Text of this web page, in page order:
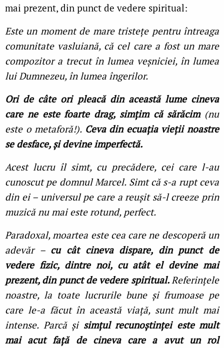
mai prezent, din punct de vedere spiritual:
Este un moment de mare tristețe pentru întreaga
comunitate vasluiană, că cel care a fost un mare
compozitor a trecut în lumea veșniciei, în lumea
lui Dumnezeu, în lumea îngerilor.
Ori de câte ori pleacă din această lume cineva
care ne este foarte drag, simțim că sărăcim(nu
este o metaforă!). Ceva din ecuația vieții noastre
se desface, și devine imperfectă.
Acest lucru îl simt, cu precădere, cei care l-au
cunoscut pe domnul Marcel. Simt că s-a rupt ceva
din ei – universul pe care a reușit să-l creeze prin
muzică nu mai este rotund, perfect.
Paradoxal, moartea este cea care ne descoperă un
adevăr – cu cât cineva dispare, din punct de
vedere fizic, dintre noi, cu atât el devine mai
prezent, din punct de vedere spiritual.Referințele
noastre, la toate lucrurile bune și frumoase pe
care le-a făcut în această viață, sunt mult mai
intense. Parcă și simțul recunoștinței este mult
mai acut față de cineva care a avut un rol